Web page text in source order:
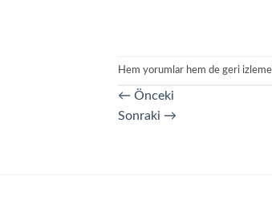
Hem yorumlar hem de geri
← Önceki
Sonraki →